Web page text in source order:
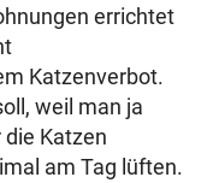
errichtet
Katzenverbot.
weil man ja
Katzen
am Tag lüften.